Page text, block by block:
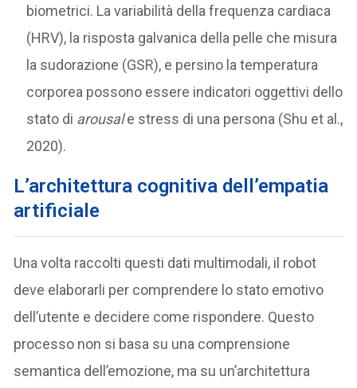
biometrici. La variabilità della frequenza cardiaca
(HRV), la risposta galvanica della pelle che misura
la sudorazione (GSR), e persino la temperatura
corporea possono essere indicatori oggettivi dello
stato di arousale stress di una persona (Shu et al.,
2020).
L’architettura cognitiva dell’empatia
artificiale
Una volta raccolti questi dati multimodali, il robot
deve elaborarli per comprendere lo stato emotivo
dell’utente e decidere come rispondere. Questo
processo non si basa su una comprensione
semantica dell’emozione, ma su un’architettura